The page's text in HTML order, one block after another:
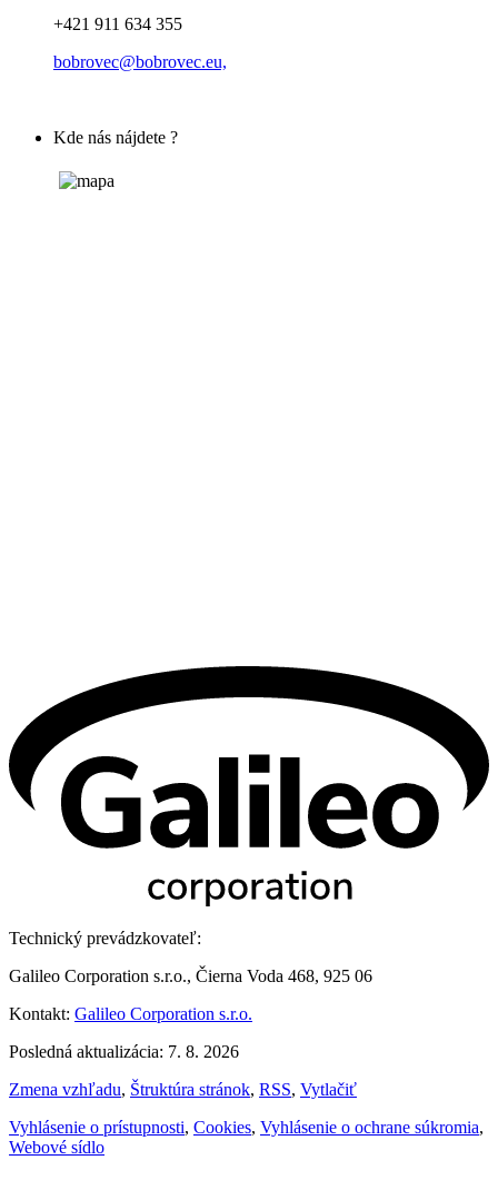
+421 911 634 355
bobrovec@bobrovec.eu,
Kde nás nájdete ?
Technický prevádzkovateľ:
Galileo Corporation s.r.o., Čierna Voda 468, 925 06
Kontakt: Galileo Corporation s.r.o.
Posledná aktualizácia: 7. 8. 2026
Zmena vzhľadu, Štruktúra stránok, RSS, Vytlačiť
Vyhlásenie o prístupnosti, Cookies, Vyhlásenie o ochrane súkromia,
Webové sídlo